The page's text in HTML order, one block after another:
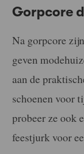
Gorpcore
Na gorpcore
geven
aan de
schoenen voor
probeer ze ook
feestjurk voor